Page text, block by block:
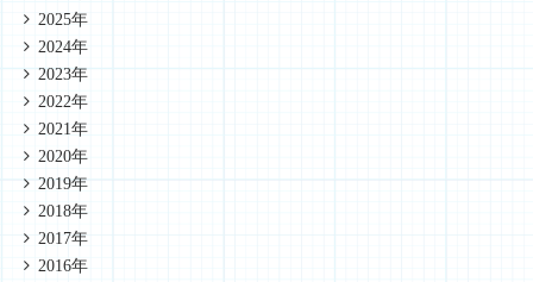
2025年
2024年
2023年
2022年
2021年
2020年
2019年
2018年
2017年
2016年